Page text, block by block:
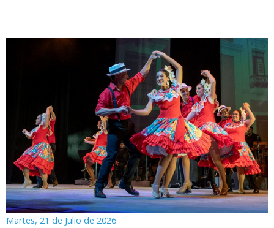
Martes, 21 de Julio de 2026